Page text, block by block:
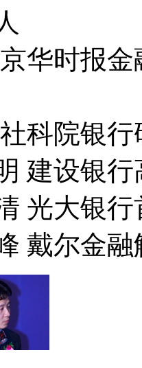
华时报
科院银
建设银
光大银
戴尔金